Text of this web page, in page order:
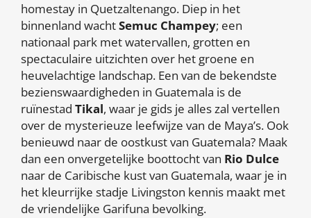
homestay in Quetzaltenango. Diep in het
binnenland wachtSemuc Champey; een
nationaal park met watervallen, grotten en
spectaculaire uitzichten over het groene en
heuvelachtige landschap. Een van de bekendste
bezienswaardigheden in Guatemala is de
ruïnestad Tikal, waar je gids je alles zal vertellen
over de mysterieuze leefwijze van de Maya’s. Ook
benieuwd naar de oostkust van Guatemala? Maak
dan een onvergetelijke boottocht van Rio Dulce
naar de Caribische kust van Guatemala, waar je in
het kleurrijke stadje Livingston kennis maakt met
de vriendelijke Garifuna bevolking.